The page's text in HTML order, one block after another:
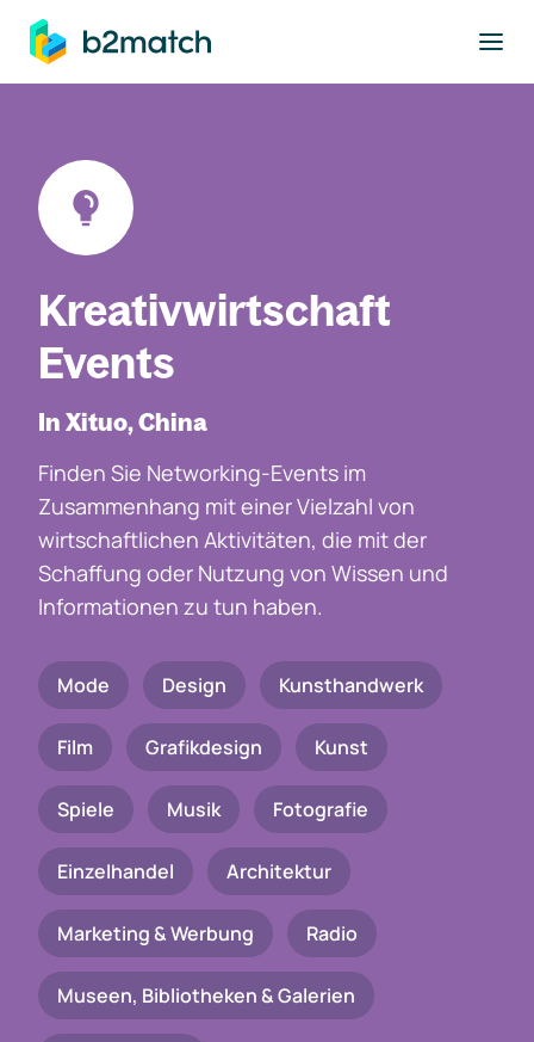
springen
Kreativwirtschaft
Events
In Xituo, China
Finden Sie Networking-Events im
Zusammenhang mit einer Vielzahl von
wirtschaftlichen Aktivitäten, die mit der
Schaffung oder Nutzung von Wissen und
Informationen zu tun haben.
Mode Design Kunsthandwerk
Film Grafikdesign Kunst
Spiele Musik Fotografie
Einzelhandel Architektur
Marketing & Werbung Radio
Museen, Bibliotheken & Galerien